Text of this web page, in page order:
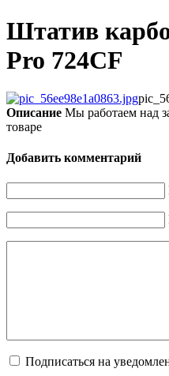
Штатив
Pro 724CF
Описание Мы работаем над
товаре
Добавить комментарий
Подписаться на